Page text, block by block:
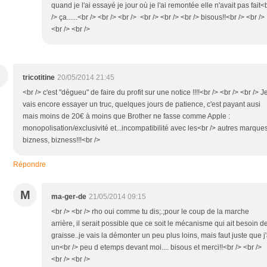
quand je l'ai essayé je jour où je l'ai remontée elle n'avait pas
/> ça......<br /> <br /> <br /> <br /> <br /> <br /> bisous!!<br /> <br />
<br /> <br />
tricotitine 20/05/2014 21:45
<br /> c'est "dégueu" de faire du profit sur une notice !!!!<br /> <br /> <br /> Je
vais encore essayer un truc, quelques jours de patience, c'est payant ausi
mais moins de 20€ à moins que Brother ne fasse comme Apple :
monopolisation/exclusivité et...incompatibilité avec les<br /> autres
bizness, bizness!!!<br />
Répondre
M ma-ger-de 21/05/2014 09:15
<br /> <br /> rho oui comme tu dis;.;pour le coup de la marche
arrière, il serait possible que ce soit le mécanisme qui ait besoin de
graisse..je vais la démonter un peu plus loins, mais faut juste que
un<br /> peu d etemps devant moi.... bisous et merci!!<br /> <br />
<br /> <br />